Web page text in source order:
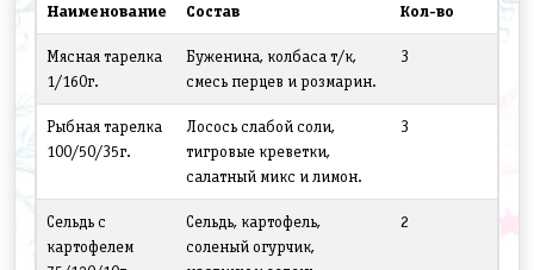
Наименование Состав Кол-во
Мясная тарелка
1/160г.
Буженина, колбаса т/к,
смесь перцев и розмарин.
3
Рыбная тарелка
100/50/35г.
Лосось слабой соли,
тигровые креветки,
салатный микс и лимон.
3
Сельдь с
картофелем
Сельдь, картофель,
соленый огурчик,
2